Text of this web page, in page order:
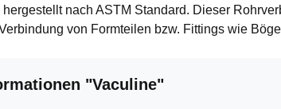
nach ASTM Standard. Dieser
von Formteilen bzw. Fittings wie
"Vaculine"